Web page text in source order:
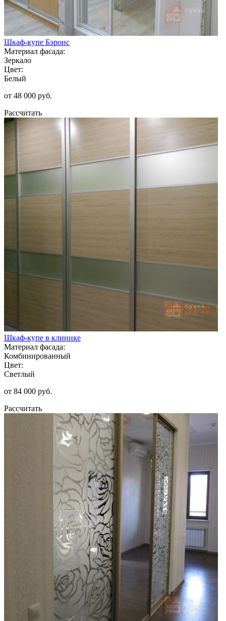
Шкаф-купе Бэронс
Материал фасада:
Зеркало
Цвет:
Белый
от 48 000 руб.
Рассчитать
Шкаф-купе в клинике
Материал фасада:
Комбинированный
Цвет:
Светлый
от 84 000 руб.
Рассчитать